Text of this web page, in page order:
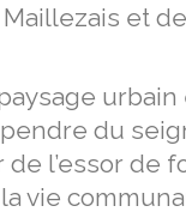
et
du
l’essor de
vie